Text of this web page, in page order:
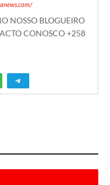
NOSSO BLOGUEIRO
CONOSCO +258